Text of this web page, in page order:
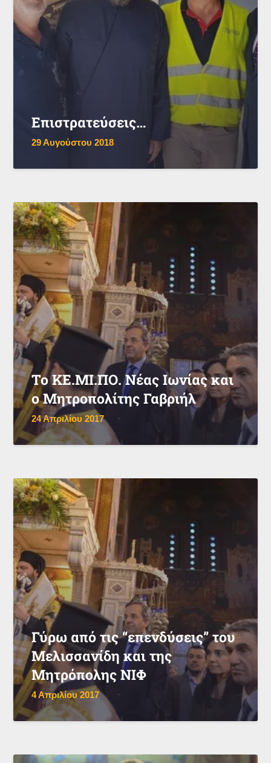
Επιστρατεύσεις…
29 Αυγούστου 2018
Το ΚΕ.ΜΙ.ΠΟ. Νέας Ιωνίας και
ο Μητροπολίτης Γαβριήλ
24 Απριλίου 2017
Γύρω από τις “επενδύσεις” του
Μελισσανίδη και της
Μητρόπολης ΝΙΦ
4 Απριλίου 2017